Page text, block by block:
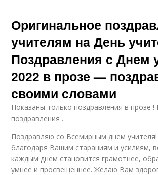
Оригинальное
учителям на День
Поздравления с Днем
2022 в прозе —
своими словами
Показаны только поздравления в прозе !
поздравления .
Поздравляю со Всемирным днем учителя!
благодаря Вашим стараниям и усилиям,
каждым днем становится грамотнее,
умнее и просвещеннее. Желаю Вам